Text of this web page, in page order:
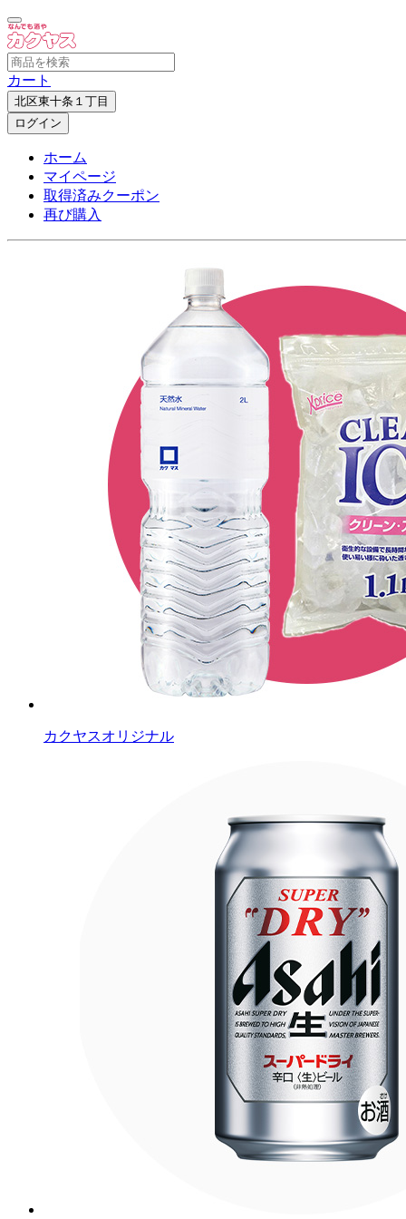
カート
北区東十条１丁目
ログイン
ホーム
マイページ
取得済みクーポン
再び購入
カクヤスオリジナル